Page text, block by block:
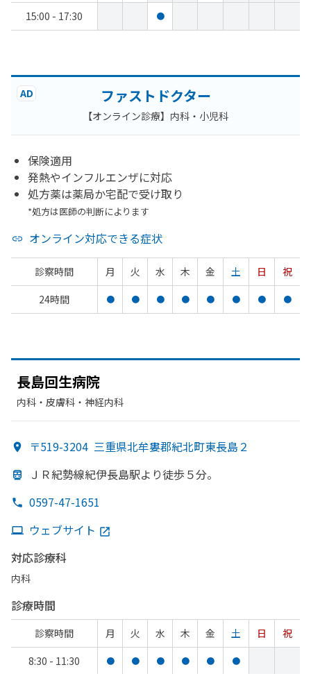
15:00 - 17:30 ●
AD ファストドクター
【オンライン診療】内科・小児科
保険適用
発熱やインフルエンザに対応
処方薬は薬局か宅配で受け取り
*処方は医師の判断によります
オンライン対応できる症状
診察時間 月 火 水 木 金 土 日
祝
24時間
● ● ● ● ● ● ● ●
長島回生病院
内科・​皮膚科・​神経内科
〒519-3204 三重県北牟婁郡紀北町東長島２
ＪＲ紀勢線紀伊長島駅より徒歩５分。
0597-47-1651
ウェブサイト
対応診療科
内科
診療時間
診察時間 月 火 水 木 金 土 日
祝
8:30 - 11:30
● ● ● ● ● ●